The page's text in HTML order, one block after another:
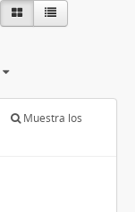
Muestra los